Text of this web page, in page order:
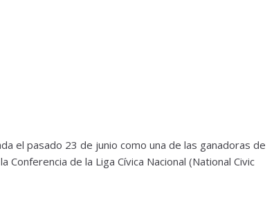
el pasado 23 de junio como una de las ganadoras de
de la Liga Cívica Nacional (National Civic